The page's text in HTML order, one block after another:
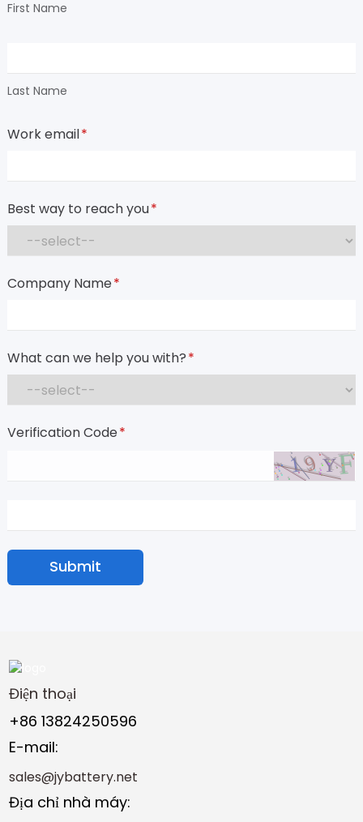
First Name
Last Name
Work email*
Best way to reach you*
Company Name*
What can we help you with?*
Verification Code*
Submit
Điện thoại
+86 13824250596
E-mail:
sales@jybattery.net
Địa chỉ nhà máy: